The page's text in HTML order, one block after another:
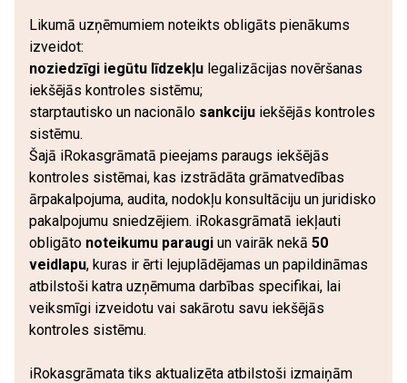
Likumā uzņēmumiem noteikts obligāts pienākums
izveidot:
noziedzīgi iegūtu līdzekļu legalizācijas novēršanas
iekšējās kontroles sistēmu;
starptautisko un nacionālo sankciju iekšējās kontroles
sistēmu.
Šajā iRokasgrāmatā pieejams paraugs iekšējās
kontroles sistēmai, kas izstrādāta grāmatvedības
ārpakalpojuma, audita, nodokļu konsultāciju un juridisko
pakalpojumu sniedzējiem. iRokasgrāmatā iekļauti
obligāto noteikumu paraugi un vairāk nekā 50
veidlapu, kuras ir ērti lejuplādējamas un papildināmas
atbilstoši katra uzņēmuma darbības specifikai, lai
veiksmīgi izveidotu vai sakārotu savu iekšējās
kontroles sistēmu.
iRokasgrāmata tiks aktualizēta atbilstoši izmaiņām